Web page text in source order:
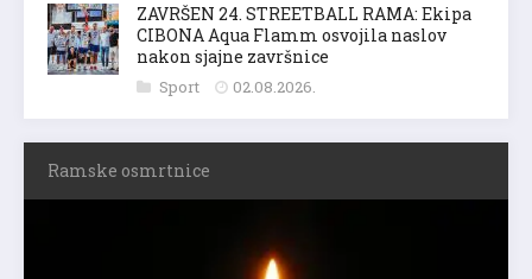
ZAVRŠEN 24. STREETBALL RAMA: Ekipa
CIBONA Aqua Flamm osvojila naslov
nakon sjajne završnice
Sport 02.08.2026.
Ramske osmrtnice